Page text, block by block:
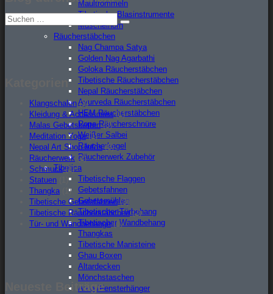
Maultrommeln
Tibetische Blasinstrumente
Muschelhorn
Räucherstäbchen
Nag Champa Satya
Golden Nag Agarbathi
Goloka Räucherstäbchen
Tibetische Räucherstäbchen
Nepal Räucherstäbchen
Ayurveda Räucherstäbchen
HEM Räucherstäbchen
Rope Räucherschnüre
Weißer Salbei
Räucherkegel
Räucherwerk Zubehör
Tibetica
Tibetische Flaggen
Gebetsfahnen
Gebetsmühlen
Tibetischer Türbehang
Tibetischer Wandbehang
Thangkas
Tibetische Manisteine
Ghau Boxen
Altardecken
Mönchstaschen
Auto-/Fensterhänger
Suche
nach:
Suchen
Klangschalen(3)
Kleidung & Accessoires(1)
Malas Gebetsketten(3)
Meditation Yoga(1)
Nepal Art Shop Infos(8)
Räucherwerk (1)
Schmuck(1)
Statuen
Thangka (1)
Tibetische Gebetsfahnen(3)
Tibetische Räucherstäbchen(2)
Tür- und Wandbehänge(1)
Neueste Beiträge